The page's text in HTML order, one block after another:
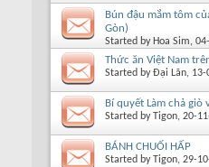
Bún đậu mắm tôm
Gòn)
Started by Hoa Sim,
Thức ăn Việt Nam
Started byĐại Lãn, 13-
Bí quyết Làm chả
Started byTigon, 20-
BÁNH CHUỐI HẤP
Started byTigon, 29-